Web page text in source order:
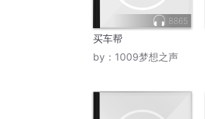
8865
买车帮
by： 1009梦想之声